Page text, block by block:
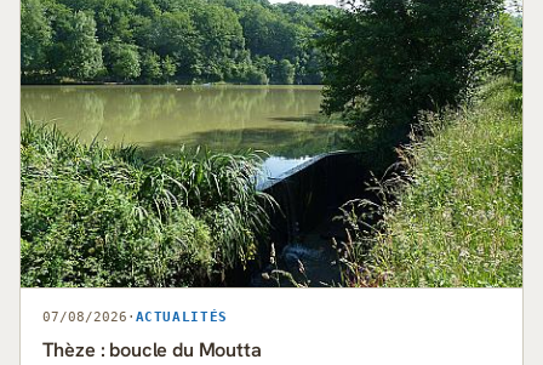
07/08/2026 · ACTUALITÉS
Thèze : boucle du Moutta